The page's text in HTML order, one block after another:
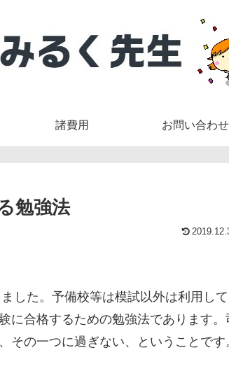
諸費用 お問い合わせ
勉強法
した。予備校等は模試以外は利用し
に合格するための勉強法であります。
その一つに過ぎない、ということです